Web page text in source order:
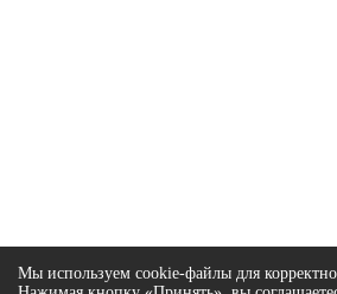
Мы используем cookie-файлы для